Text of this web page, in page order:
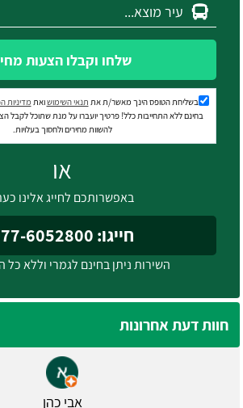
שלחו וקבלו הצעות
בשליחת הטופס הינך מאשר/ת את תנאי השימושואת מדיניות
בחינם ללא התחייבות כלל! פרטיך יועברו על מנת שתוכל לקבל
להשוות מחירים ולחסוך בעלויות.
או
באפשרותכם לחייג אלינו
חייגו: 077-6052800
השירות ניתן בחינם לגמרי וללא כל
חוות דעת אחרונות
אבי כהן